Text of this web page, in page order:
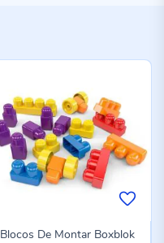
Blocos De Montar Boxblok